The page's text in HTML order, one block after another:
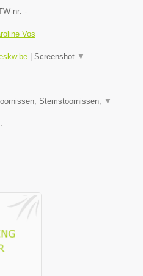
nr: -
Vos
Screenshot ▼
Stemstoornissen, ▼